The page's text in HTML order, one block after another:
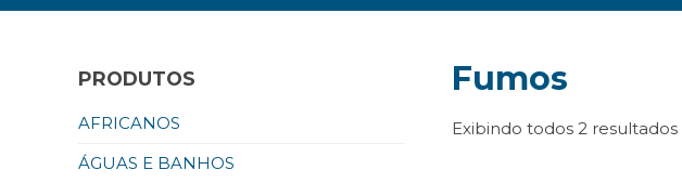
PRODUTOS
AFRICANOS
ÁGUAS E BANHOS
Fumos
Exibindo todos 2 resultados